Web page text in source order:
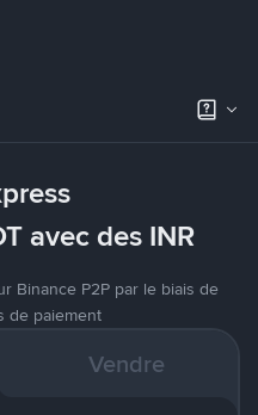
avec des INR
Binance P2P par le biais de
de paiement
Vendre